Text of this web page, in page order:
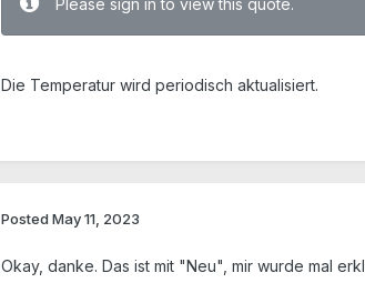
Please sign in to view this quote.
Die Temperatur wird periodisch aktualisiert.
Posted May 11, 2023
Okay, danke. Das ist mit "Neu", mir wurde mal